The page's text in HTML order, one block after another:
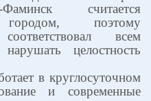
считается
городом, поэтому
всем
целостность
в круглосуточном
и современные